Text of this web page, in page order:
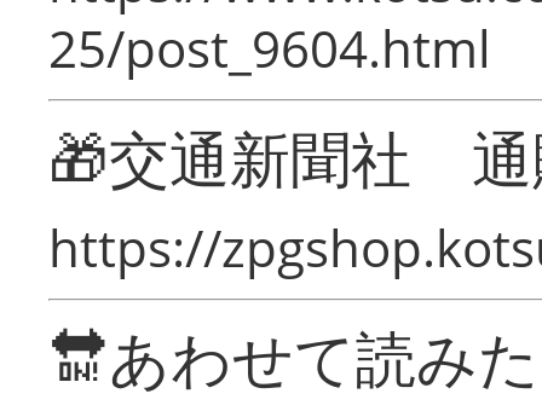
25/post_9604.html
🎁交通新聞社
https://
🔛あわせて読み